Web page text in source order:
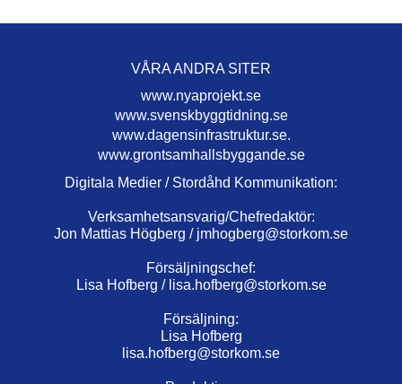
VÅRA ANDRA SITER
www.nyaprojekt.se
www.svenskbyggtidning.se
www.dagensinfrastruktur.se.
www.grontsamhallsbyggande.se
Digitala Medier / Stordåhd Kommunikation:
Verksamhetsansvarig/Chefredaktör:
Jon Mattias Högberg / jmhogberg@storkom.se
Försäljningschef:
Lisa Hofberg / lisa.hofberg@storkom.se
Försäljning:
Lisa Hofberg
lisa.hofberg@storkom.se